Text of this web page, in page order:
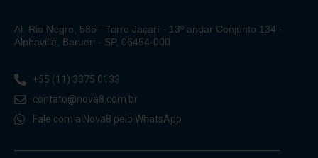
Al. Rio Negro, 585 - Torre Jaçarí - 13º andar Conjunto 134 -
Alphaville, Barueri - SP, 06454-000
+55 (11) 3375 0133
contato@nova8.com.br
Fale com a Nova8 pelo WhatsApp